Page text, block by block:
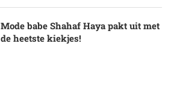
Mode babe Shahaf Haya pakt uit met
de heetste kiekjes!